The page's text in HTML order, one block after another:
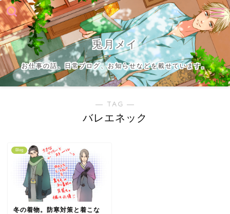
兎月メイ
お仕事の話、日常ブログ、お知らせなどを載せています。
― TAG ―
バレエネック
Blog
冬の着物。防寒対策と着こな